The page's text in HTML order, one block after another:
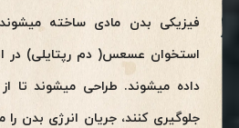
فیزیکی بدن مادی ساخته
استخوان عسعس( دم رپتایلی) در
داده میشوند. طراحی میشوند تا از
جلوگیری کنند، جریان انرژی بدن